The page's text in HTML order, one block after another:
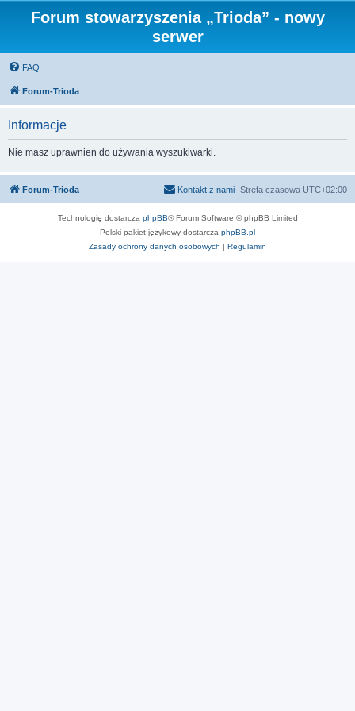
Forum stowarzyszenia „Trioda” - nowy
serwer
FAQ
Forum-Trioda
Informacje
Nie masz uprawnień do używania wyszukiwarki.
Forum-Trioda Strefa czasowa UTC+02:00
Kontakt z nami
Technologię dostarcza phpBB® Forum Software © phpBB Limited
Polski pakiet językowy dostarcza phpBB.pl
Zasady ochrony danych osobowych | Regulamin